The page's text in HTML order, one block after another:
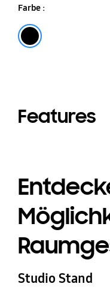
Farbe :
Features
Studio Stand